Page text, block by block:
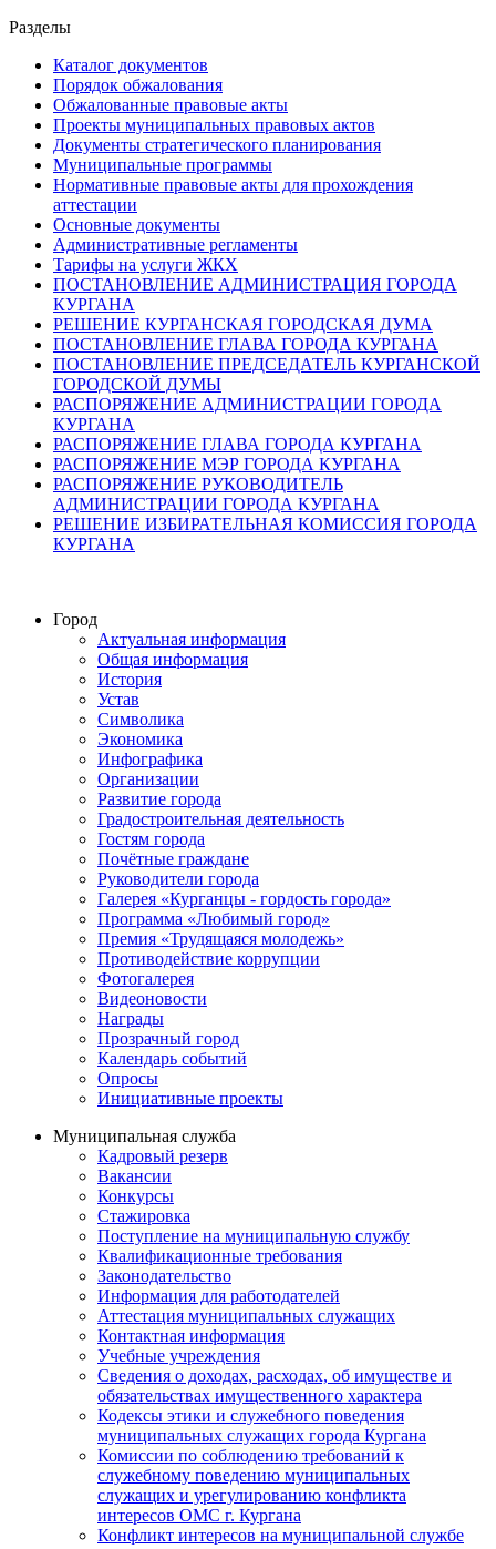
Разделы
Каталог документов
Порядок обжалования
Обжалованные правовые акты
Проекты муниципальных правовых актов
Документы стратегического планирования
Муниципальные программы
Нормативные правовые акты для прохождения
аттестации
Основные документы
Административные регламенты
Тарифы на услуги ЖКХ
ПОСТАНОВЛЕНИЕ АДМИНИСТРАЦИЯ ГОРОДА
КУРГАНА
РЕШЕНИЕ КУРГАНСКАЯ ГОРОДСКАЯ ДУМА
ПОСТАНОВЛЕНИЕ ГЛАВА ГОРОДА КУРГАНА
ПОСТАНОВЛЕНИЕ ПРЕДСЕДАТЕЛЬ КУРГАНСКОЙ
ГОРОДСКОЙ ДУМЫ
РАСПОРЯЖЕНИЕ АДМИНИСТРАЦИИ ГОРОДА
КУРГАНА
РАСПОРЯЖЕНИЕ ГЛАВА ГОРОДА КУРГАНА
РАСПОРЯЖЕНИЕ МЭР ГОРОДА КУРГАНА
РАСПОРЯЖЕНИЕ РУКОВОДИТЕЛЬ
АДМИНИСТРАЦИИ ГОРОДА КУРГАНА
РЕШЕНИЕ ИЗБИРАТЕЛЬНАЯ КОМИССИЯ ГОРОДА
КУРГАНА
Город
Актуальная информация
Общая информация
История
Устав
Символика
Экономика
Инфографика
Организации
Развитие города
Градостроительная деятельность
Гостям города
Почётные граждане
Руководители города
Галерея «Курганцы - гордость города»
Программа «Любимый город»
Премия «Трудящаяся молодежь»
Противодействие коррупции
Фотогалерея
Видеоновости
Награды
Прозрачный город
Календарь событий
Опросы
Инициативные проекты
Муниципальная служба
Кадровый резерв
Вакансии
Конкурсы
Стажировка
Поступление на муниципальную службу
Квалификационные требования
Законодательство
Информация для работодателей
Аттестация муниципальных служащих
Контактная информация
Учебные учреждения
Сведения о доходах, расходах, об имуществе и
обязательствах имущественного характера
Кодексы этики и служебного поведения
муниципальных служащих города Кургана
Комиссии по соблюдению требований к
служебному поведению муниципальных
служащих и урегулированию конфликта
интересов ОМС г. Кургана
Конфликт интересов на муниципальной службе